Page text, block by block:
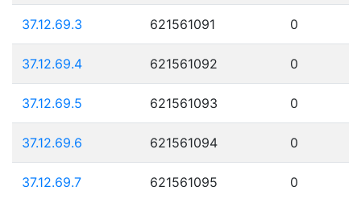
37.12.69.3 621561091 0
37.12.69.4 621561092 0
37.12.69.5 621561093 0
37.12.69.6 621561094 0
37.12.69.7 621561095 0